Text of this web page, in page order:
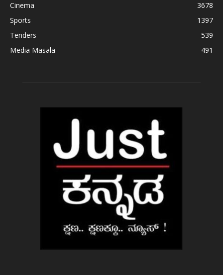
Cinema
3678
Sports
1397
Tenders
539
Media Masala
491